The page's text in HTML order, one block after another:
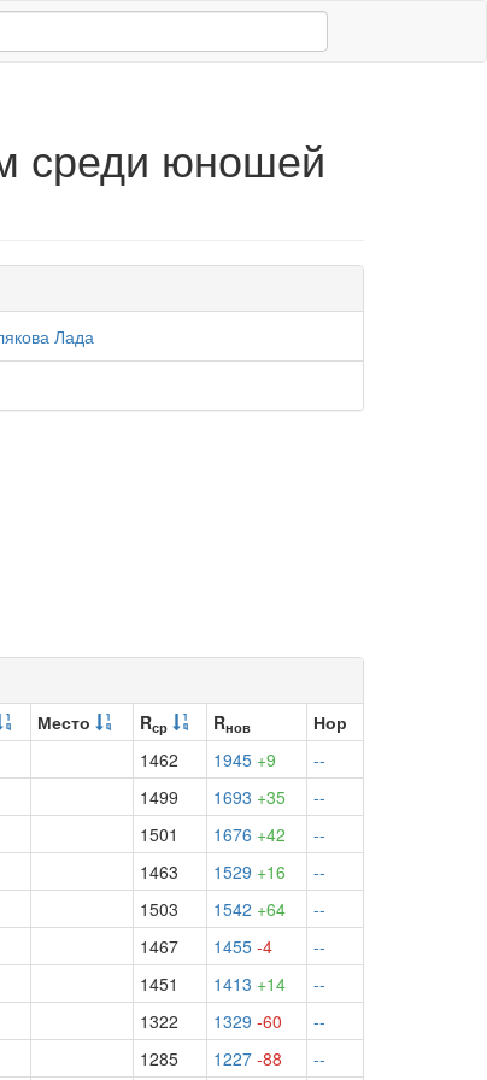
среди юношей
Лада
Место Rср Rнов
Нор
1462 1945 +9
--
1499 1693 +35
--
1501 1676 +42
--
1463 1529 +16
--
1503 1542 +64
--
1467 1455 -4
--
1451 1413 +14
--
1322 1329 -60
--
1285 1227 -88 --